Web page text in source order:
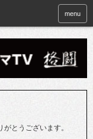
menu
とうございます。